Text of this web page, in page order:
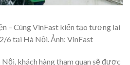
– Cùng VinFast kiến tạo tương lai
6 tại Hà Nội. Ảnh: VinFast
khách hàng tham quan sẽ được